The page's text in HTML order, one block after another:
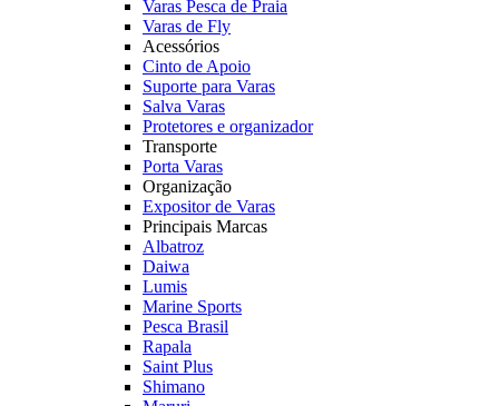
Varas Pesca de Praia
Varas de Fly
Acessórios
Cinto de Apoio
Suporte para Varas
Salva Varas
Protetores e organizador
Transporte
Porta Varas
Organização
Expositor de Varas
Principais Marcas
Albatroz
Daiwa
Lumis
Marine Sports
Pesca Brasil
Rapala
Saint Plus
Shimano